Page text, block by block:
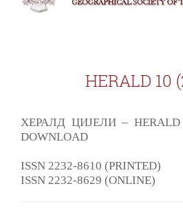
HERALD 10
ХЕРАЛД ЦИЈЕЛИ –
DOWNLOAD
ISSN 2232-8610 (PRINTED)
ISSN 2232-8629 (ONLINE)